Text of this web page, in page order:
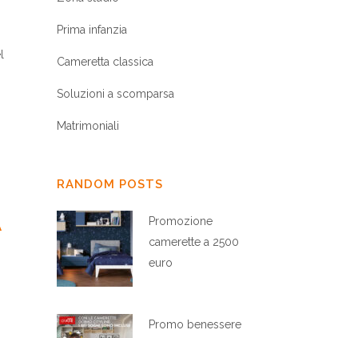
Prima infanzia
Cameretta classica
Soluzioni a scomparsa
Matrimoniali
RANDOM POSTS
Promozione
camerette a 2500
euro
Promo benessere